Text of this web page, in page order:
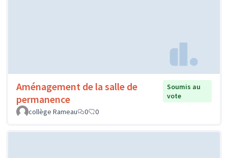
Aménagement de la salle de
permanence
Soumis au
vote
collège Rameau
0 0